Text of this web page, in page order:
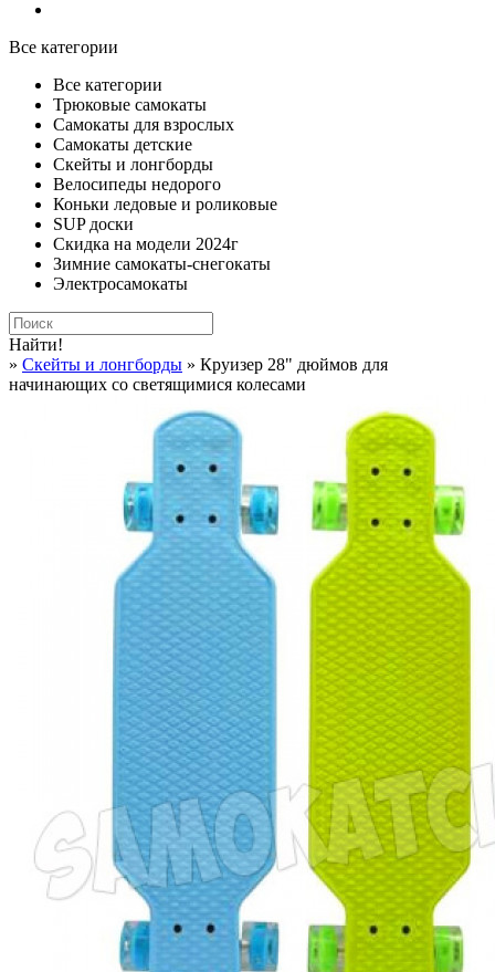
Все категории
Все категории
Трюковые самокаты
Самокаты для взрослых
Самокаты детские
Cкейты и лонгборды
Велосипеды недорого
Коньки ледовые и роликовые
SUP доски
Скидка на модели 2024г
Зимние самокаты-снегокаты
Электросамокаты
Найти!
» Cкейты и лонгборды » Круизер 28" дюймов для
начинающих со светящимися колесами